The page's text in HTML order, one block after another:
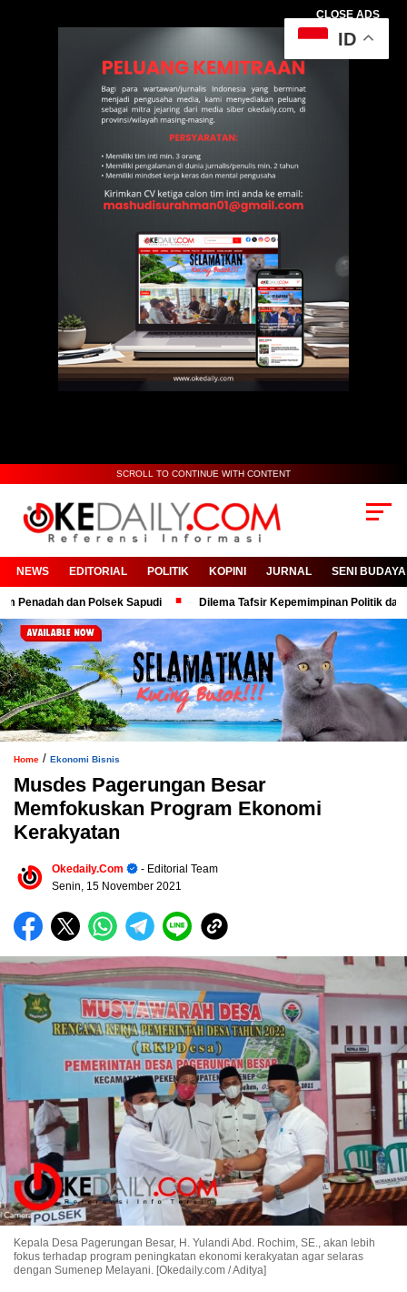
CLOSE ADS
SCROLL TO CONTINUE WITH CONTENT
NEWS EDITORIAL POLITIK KOPINI JURNAL SENI BUDAYA
dan Polsek Sapudi Dilema Tafsir Kepemimpinan Politik dan
Home / Ekonomi Bisnis
Musdes Pagerungan Besar
Memfokuskan Program Ekonomi
Kerakyatan
Okedaily.com
- Editorial Team
Senin, 15 November 2021
Kepala Desa Pagerungan Besar, H. Yulandi Abd. Rochim, SE., akan lebih
fokus terhadap program peningkatan ekonomi kerakyatan agar selaras
dengan Sumenep Melayani. [Okedaily.com / Aditya]
ID